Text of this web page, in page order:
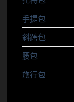
手提包
斜跨包
腰包
旅行包